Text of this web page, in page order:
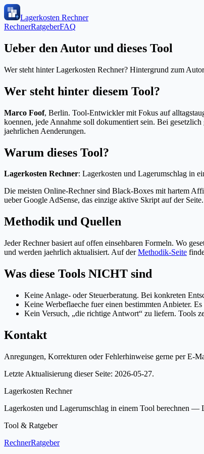
Lagerkosten Rechner
RechnerRatgeberFAQ
Ueber den Autor und dieses Tool
Wer steht hinter Lagerkosten Rechner? Hintergrund zum
Wer steht hinter diesem Tool?
Marco Foof, Berlin. Tool-Entwickler mit Fokus auf
koennen, jede Annahme soll dokumentiert sein. Bei
jaehrlichen Aenderungen.
Warum dieses Tool?
Lagerkosten Rechner: Lagerkosten und Lagerumschlag in
Die meisten Online-Rechner sind Black-Boxes mit hartem
ueber Google AdSense, das einzige aktive Skript auf der
Methodik und Quellen
Jeder Rechner basiert auf offen einsehbaren Formeln. Wo
und werden jaehrlich aktualisiert. Auf derMethodik-Seite
Was diese Tools NICHT sind
Keine Anlage- oder Steuerberatung. Bei konkreten
Keine Werbeflaeche fuer einen bestimmten Anbieter.
Kein Versuch, „die richtige Antwort“ zu liefern. Tools
Kontakt
Anregungen, Korrekturen oder Fehlerhinweise gerne per E-
Letzte Aktualisierung dieser Seite: 2026-05-27.
Lagerkosten Rechner
Lagerkosten und Lagerumschlag in einem Tool berechnen —
Tool & Ratgeber
RechnerRatgeber